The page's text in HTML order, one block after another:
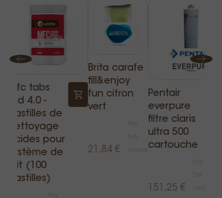
Mfc tabs
red 4.0 -
pastilles de
nettoyage
acides pour
système de
lait (100
pastilles)
Brita carafe
fill&enjoy
fun citron
vert
21,84 €
Pentair
everpure
filtre claris
ultra 500
cartouche
151,25 €